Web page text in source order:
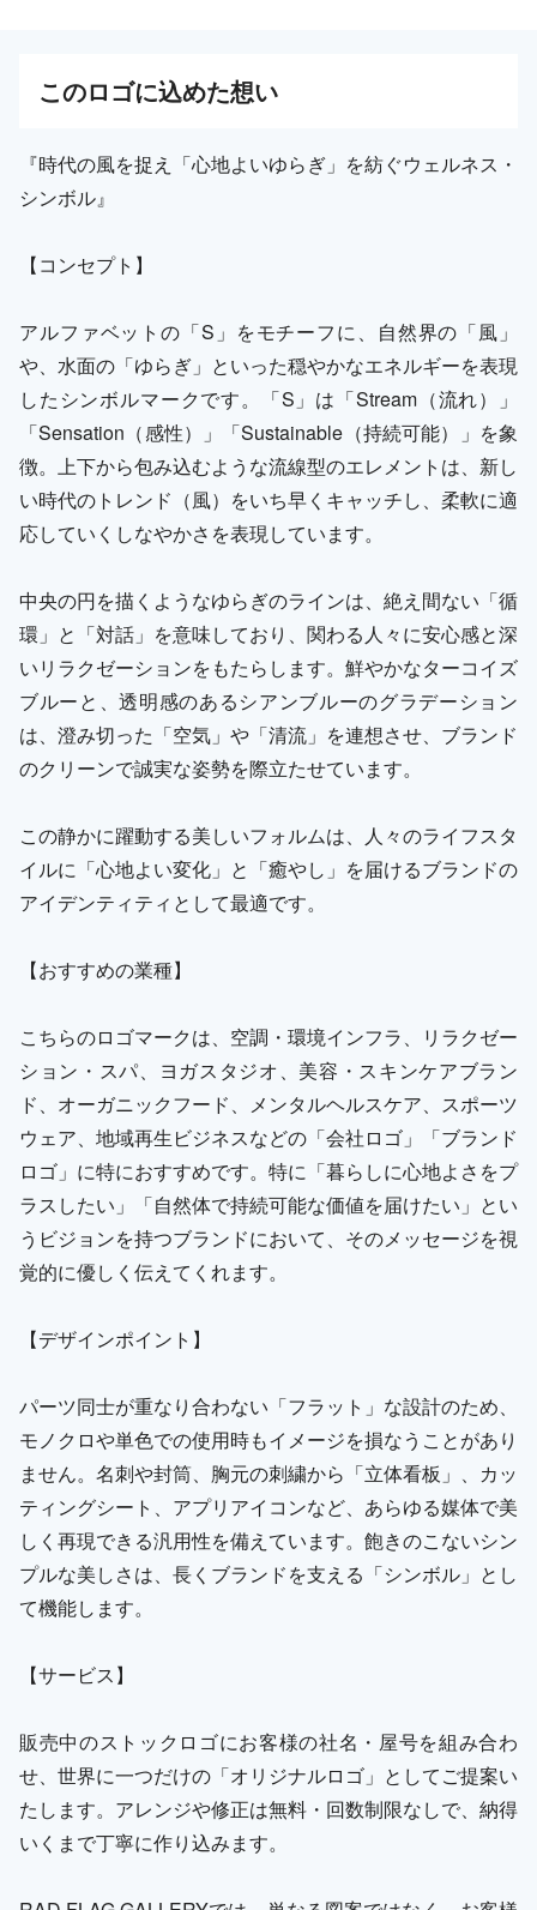
このロゴに込めた想い
『時代の風を捉え「心地よいゆらぎ」を紡ぐウェルネス・
シンボル』
【コンセプト】
アルファベットの「S」をモチーフに、自然界の「風」
や、水面の「ゆらぎ」といった穏やかなエネルギーを表現
したシンボルマークです。「S」は「Stream（流れ）」
「Sensation（感性）」「Sustainable（持続可能）」を象
徴。上下から包み込むような流線型のエレメントは、新し
い時代のトレンド（風）をいち早くキャッチし、柔軟に適
応していくしなやかさを表現しています。
中央の円を描くようなゆらぎのラインは、絶え間ない「循
環」と「対話」を意味しており、関わる人々に安心感と深
いリラクゼーションをもたらします。鮮やかなターコイズ
ブルーと、透明感のあるシアンブルーのグラデーション
は、澄み切った「空気」や「清流」を連想させ、ブランド
のクリーンで誠実な姿勢を際立たせています。
この静かに躍動する美しいフォルムは、人々のライフスタ
イルに「心地よい変化」と「癒やし」を届けるブランドの
アイデンティティとして最適です。
【おすすめの業種】
こちらのロゴマークは、空調・環境インフラ、リラクゼー
ション・スパ、ヨガスタジオ、美容・スキンケアブラン
ド、オーガニックフード、メンタルヘルスケア、スポーツ
ウェア、地域再生ビジネスなどの「会社ロゴ」「ブランド
ロゴ」に特におすすめです。特に「暮らしに心地よさをプ
ラスしたい」「自然体で持続可能な価値を届けたい」とい
うビジョンを持つブランドにおいて、そのメッセージを視
覚的に優しく伝えてくれます。
【デザインポイント】
パーツ同士が重なり合わない「フラット」な設計のため、
モノクロや単色での使用時もイメージを損なうことがあり
ません。名刺や封筒、胸元の刺繍から「立体看板」、カッ
ティングシート、アプリアイコンなど、あらゆる媒体で美
しく再現できる汎用性を備えています。飽きのこないシン
プルな美しさは、長くブランドを支える「シンボル」とし
て機能します。
【サービス】
販売中のストックロゴにお客様の社名・屋号を組み合わ
せ、世界に一つだけの「オリジナルロゴ」としてご提案い
たします。アレンジや修正は無料・回数制限なしで、納得
いくまで丁寧に作り込みます。